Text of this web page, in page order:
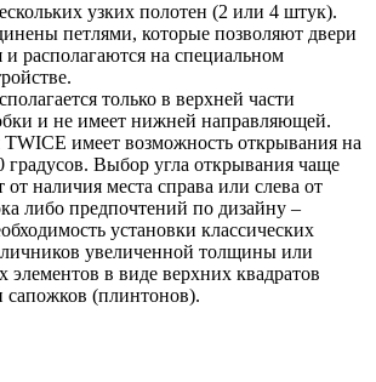
узких полотен (2 или 4 штук).
петлями, которые позволяют двери
и располагаются на специальном
только в верхней части
и не имеет нижней направляющей.
имеет возможность открывания на
градусов. Выбор угла открывания чаще
от наличия места справа или слева от
либо предпочтений по дизайну –
установки классических
увеличенной толщины или
элементов в виде верхних квадратов
сапожков (плинтонов).